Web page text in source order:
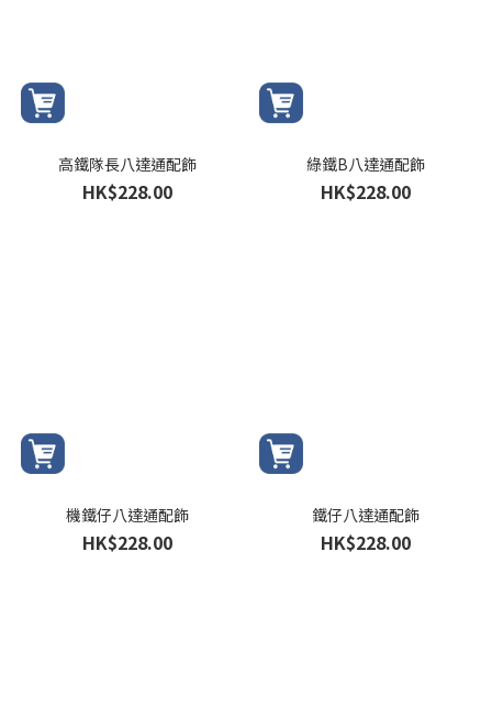
高鐵隊長八達通配飾
HK$228.00
綠鐵B八達通配飾
HK$228.00
機鐵仔八達通配飾
HK$228.00
鐵仔八達通配飾
HK$228.00